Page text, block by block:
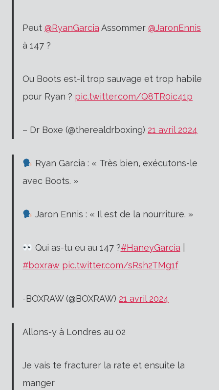
Peut @RyanGarcia Assommer @JaronEnnis
à 147 ?
Ou Boots est-il trop sauvage et trop habile
pour Ryan ? pic.twitter.com/Q8TR0ic41p
– Dr Boxe (@therealdrboxing) 21 avril 2024
Ryan Garcia : « Très bien, exécutons-le
avec Boots. »
Jaron Ennis : « Il est de la nourriture. »
Qui as-tu eu au 147 ?#HaneyGarcia
#boxraw pic.twitter.com/sRsh2TMg1f
-BOXRAW (@BOXRAW) 21 avril 2024
Allons-y à Londres au 02
Je vais te fracturer la rate et ensuite la
manger